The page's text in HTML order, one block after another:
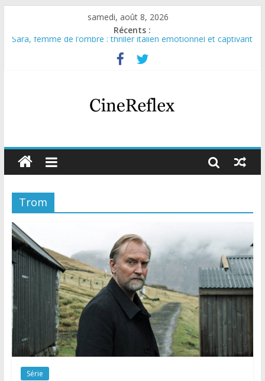
samedi, août 8, 2026
Récents :
Sara, femme de l’ombre : thriller italien émotionnel et captivant
Journal d’une fille larguée : nouvelle série suédoise sur Netflix
Aema : mini-série sur le tournage d’un film érotique devenu
Olympo, saison 1 : nouvelle série qui séduira les fans de
Trom
Série